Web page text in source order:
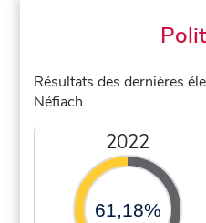
Résultats des dernières
Néfiach.
2022
61,18%